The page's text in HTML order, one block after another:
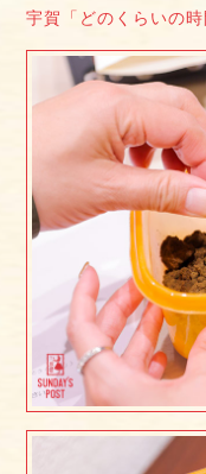
宇賀「どのくらいの